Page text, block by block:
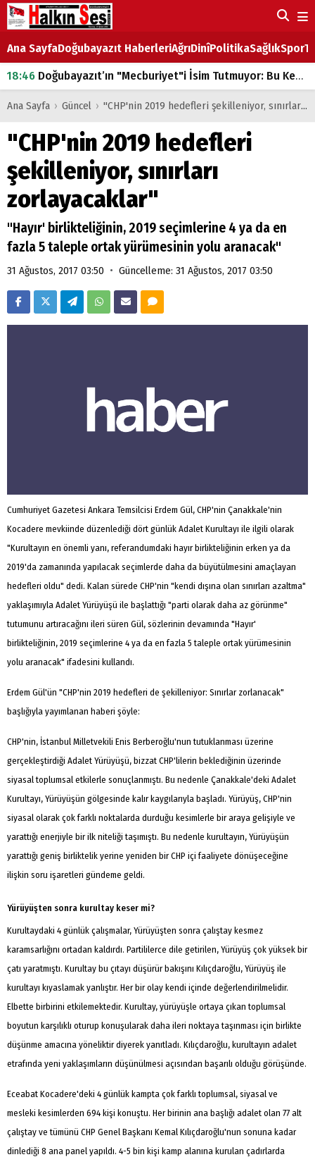
Ana SayfaDoğubayazıt HaberleriAğrıDinîPolitikaSağlıkSpor
18:46 Doğubayazıt’ın "Mecburiyet"i İsim Tutmuyor: Bu Kez de Mem u Zîn Oldu!
07:53Doğubayazıt’ta Ekmek Fiyatlarına Zam
Doğubayazıt'ta çocukların sırtındaki ağır yük
07:00
DEVLET ve HÜKÜMET
18:29ÇARŞI CADDESİ YAZ BOZ TAHTASI
Ana Sayfa › Güncel › "CHP'nin 2019 hedefleri şekilleniyor, sınırları zorlayacaklar"
"CHP'nin 2019 hedefleri
şekilleniyor, sınırları
zorlayacaklar"
"Hayır' birlikteliğinin, 2019 seçimlerine 4 ya da en
fazla 5 taleple ortak yürümesinin yolu aranacak"
31 Ağustos, 2017 03:50 • Güncelleme: 31 Ağustos, 2017 03:50
Cumhuriyet Gazetesi Ankara Temsilcisi Erdem Gül, CHP'nin Çanakkale'nin
Kocadere mevkiinde düzenlediği dört günlük Adalet ​Kurultayı ile ilgili olarak
"Kurultayın en önemli yanı, referandumdaki hayır birlikteliğinin erken ya da
2019'da zamanında yapılacak seçimlerde daha da büyütülmesini amaçlayan
hedefleri oldu" dedi. Kalan sürede CHP'nin "kendi dışına olan sınırları azaltma"
yaklaşımıyla Adalet Yürüyüşü ile başlattığı "parti olarak daha az görünme"
tutumunu artıracağını ileri süren Gül, sözlerinin devamında "Hayır'
birlikteliğinin, 2019 seçimlerine 4 ya da en fazla 5 taleple ortak yürümesinin
yolu aranacak" ifadesini kullandı.
Erdem Gül'ün "CHP'nin 2019 hedefleri de şekilleniyor: Sınırlar zorlanacak"
başlığıyla yayımlanan haberi şöyle:
CHP'nin, İstanbul Milletvekili Enis Berberoğlu'nun tutuklanması üzerine
gerçekleştirdiği Adalet Yürüyüşü, bizzat CHP'lilerin beklediğinin üzerinde
siyasal toplumsal etkilerle sonuçlanmıştı. Bu nedenle Çanakkale'deki Adalet
Kurultayı, Yürüyüşün gölgesinde kalır kaygılarıyla başladı. Yürüyüş, CHP'nin
siyasal olarak çok farklı noktalarda durduğu kesimlerle bir araya gelişiyle ve
yarattığı enerjiyle bir ilk niteliği taşımıştı. Bu nedenle kurultayın, Yürüyüşün
yarattığı geniş birliktelik yerine yeniden bir CHP içi faaliyete dönüşeceğine
ilişkin soru işaretleri gündeme geldi.
Yürüyüşten sonra kurultay keser mi?
Kurultaydaki 4 günlük çalışmalar, Yürüyüşten sonra çalıştay kesmez
karamsarlığını ortadan kaldırdı. Partililerce dile getirilen, Yürüyüş çok yüksek bir
çatı yaratmıştı. Kurultay bu çıtayı düşürür bakışını Kılıçdaroğlu, Yürüyüş ile
kurultayı kıyaslamak yanlıştır. Her bir olay kendi içinde değerlendirilmelidir.
Elbette birbirini etkilemektedir. Kurultay, yürüyüşle ortaya çıkan toplumsal
boyutun karşılıklı oturup konuşularak daha ileri noktaya taşınması için birlikte
düşünme amacına yöneliktir diyerek yanıtladı. Kılıçdaroğlu, kurultayın adalet
etrafında yeni yaklaşımların düşünülmesi açısından başarılı olduğu görüşünde.
Eceabat Kocadere'deki 4 günlük kampta çok farklı toplumsal, siyasal ve
mesleki kesimlerden 694 kişi konuştu. Her birinin ana başlığı adalet olan 77 alt
çalıştay ve tümünü CHP Genel Başkanı Kemal Kılıçdaroğlu'nun sonuna kadar
dinlediği 8 ana panel yapıldı. 4-5 bin kişi kamp alanına kurulan çadırlarda